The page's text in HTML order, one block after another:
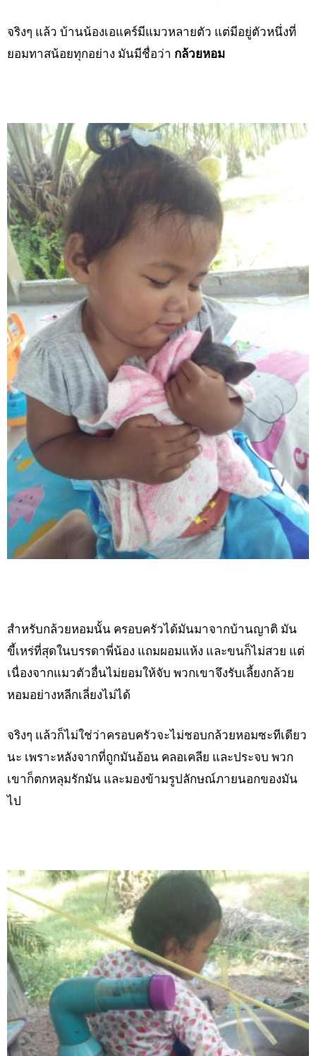
จริงๆ แล้ว บ้านน้องเอแคร์มีแมวหลายตัว แต่มีอยู่ตัวหนึ่งที่
ยอมทาสน้อยทุกอย่าง มันมีชื่อว่า กล้วยหอม
สำหรับกล้วยหอมนั้น ครอบครัวได้มันมาจากบ้านญาติ มัน
ขี้เหร่ที่สุดในบรรดาพี่น้อง แถมผอมแห้ง และขนก็ไม่สวย แต่
เนื่องจากแมวตัวอื่นไม่ยอมให้จับ พวกเขาจึงรับเลี้ยงกล้วย
หอมอย่างหลีกเลี่ยงไม่ได้
จริงๆ แล้วก็ไม่ใช่ว่าครอบครัวจะไม่ชอบกล้วยหอมซะทีเดียว
นะ เพราะหลังจากที่ถูกมันอ้อน คลอเคลีย และประจบ พวก
เขาก็ตกหลุมรักมัน และมองข้ามรูปลักษณ์ภายนอกของมัน
ไป